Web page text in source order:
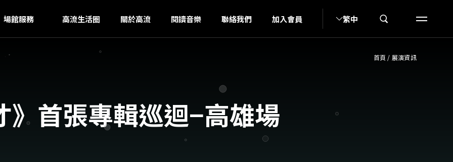
場館服務 高流生活圈 關於高流 閱讀音樂 聯絡我們 加入會員 繁中
首頁 / 展演資訊
》首張專輯巡迴−高雄場